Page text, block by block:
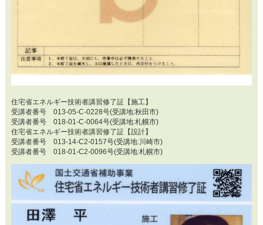
住宅省エネルギー技術者講習修了証【施工】
受講者番号 013-05-C-0228号(受講地:秋田市)
受講者番号 018-01-C-0064号(受講地:札幌市)
住宅省エネルギー技術者講習修了証【設計】
受講者番号 013-14-C2-0157号(受講地:川崎市)
受講者番号 018-01-C2-0096号(受講地:札幌市)